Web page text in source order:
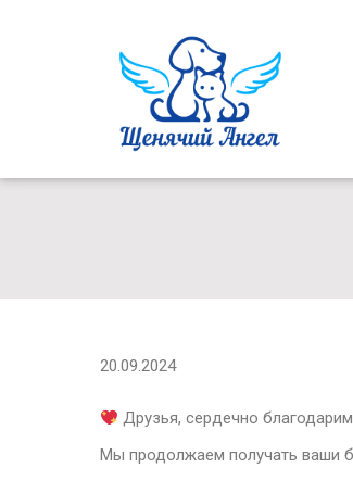
20.09.2024
Друзья, сердечно
Мы продолжаем получать ваши